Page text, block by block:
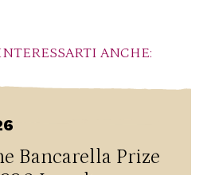
ANCHE:
Bancarella Prize